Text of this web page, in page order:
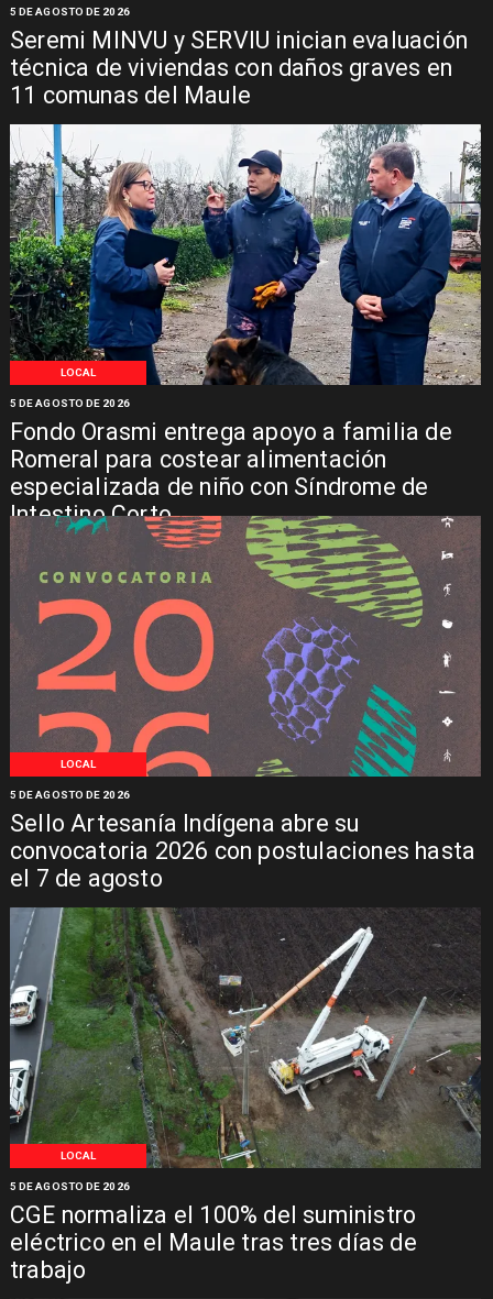
Seremi MINVU y SERVIU inician evaluación
técnica de viviendas con daños graves en
11 comunas del Maule
5 DE AGOSTO DE 2026
LOCAL
Fondo Orasmi entrega apoyo a familia de
Romeral para costear alimentación
especializada de niño con Síndrome de
Intestino Corto
5 DE AGOSTO DE 2026
LOCAL
Sello Artesanía Indígena abre su
convocatoria 2026 con postulaciones hasta
el 7 de agosto
5 DE AGOSTO DE 2026
LOCAL
CGE normaliza el 100% del suministro
eléctrico en el Maule tras tres días de
trabajo
5 DE AGOSTO DE 2026